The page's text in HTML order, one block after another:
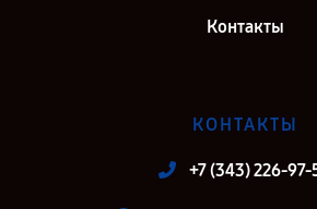
Контакты
КОНТАКТЫ
+7 (343) 226-97-